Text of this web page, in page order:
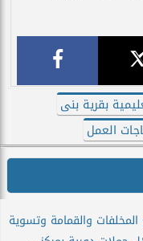
بقرية بنى
العمل
والقمامة وتسوية